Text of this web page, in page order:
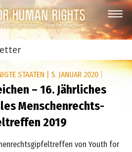
STAATEN 5. JANUAR 2020
– 16. Jährliches
Menschenrechts­
2019
von Youth for